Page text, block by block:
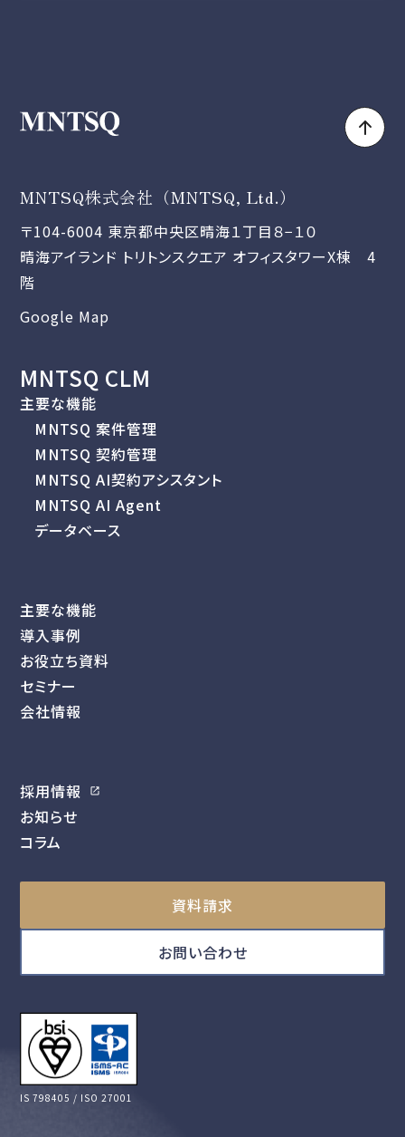
MNTSQ株式会社（MNTSQ, Ltd.）
〒104-6004 東京都中央区晴海１丁目８−１０
晴海アイランド トリトンスクエア オフィスタワーX棟 4
階
Google Map
MNTSQ CLM
主要な機能
MNTSQ 案件管理
MNTSQ 契約管理
MNTSQ AI契約アシスタント
MNTSQ AI Agent
データベース
主要な機能
導入事例
お役立ち資料
セミナー
会社情報
採用情報
お知らせ
コラム
資料請求
お問い合わせ
IS 798405 / ISO 27001